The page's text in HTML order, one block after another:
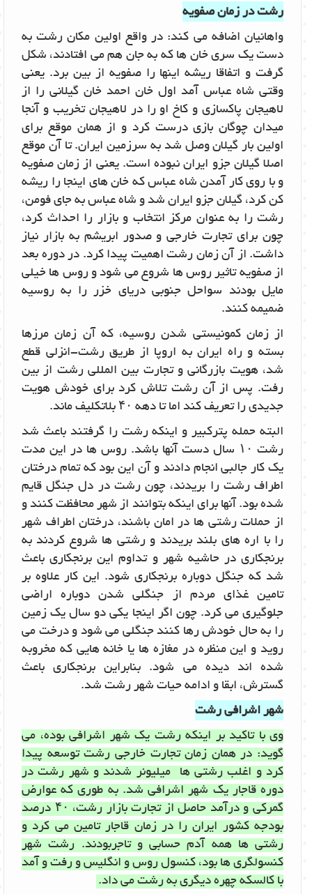
رشت در زمان صفویه
واهانیان اضافه می کند: در واقع اولین مکان رشت به
دست یک سری خان ها که به جان هم می افتادند، شکل
گرفت و اتفاقا ریشه اینها را صفویه از بین برد. یعنی
وقتی شاه عباس آمد اول خان احمد خان گیلانی را از
لاهیجان پاکسازی و کاخ او را در لاهیجان تخریب و آنجا
میدان چوگان بازی درست کرد و از همان موقع برای
اولین بار گیلان وصل شد به سرزمین ایران. تا آن موقع
اصلا گیلان جزو ایران نبوده است. یعنی از زمان صفویه
و با روی کار آمدن شاه عباس که خان های اینجا را ریشه
کن کرد، گیلان جزو ایران شد و شاه عباس به جای فومن،
رشت را به عنوان مرکز انتخاب و بازار را احداث کرد،
چون برای تجارت خارجی و صدور ابریشم به بازار نیاز
داشت. از آن زمان رشت اهمیت پیدا کرد. در دوره بعد
از صفویه تاثیر روس ها شروع می شود و روس ها خیلی
مایل بودند سواحل جنوبی دریای خزر را به روسیه
ضمیمه کنند.
از زمان کمونیستی شدن روسیه، که آن زمان مرزها
بسته و راه ایران به اروپا از طریق رشت-انزلی قطع
شد، هویت بازرگانی و تجارت بین المللی رشت از بین
رفت. پس از آن رشت تلاش کرد برای خودش هویت
جدیدی را تعریف کند اما تا دهه ۴۰ بلاتکلیف ماند.
البته حمله پترکبیر و اینکه رشت را گرفتند باعث شد
رشت ۱۰ سال دست آنها باشد. روس ها در این مدت
یک کار جالبی انجام دادند و آن این بود که تمام درختان
اطراف رشت را بریدند، چون رشت در دل جنگل قایم
شده بود. آنها برای اینکه بتوانند از شهر محافظت کنند و
از حملات رشتی ها در امان باشند، درختان اطراف شهر
را با اره های بلند بریدند و رشتی ها شروع کردند به
برنجکاری در حاشیه شهر و تداوم این برنجکاری باعث
شد که جنگل دوباره برنجکاری شود. این کار علاوه بر
تامین غذای مردم از جنگلی شدن دوباره اراضی
جلوگیری می کرد. چون اگر اینجا یکی دو سال یک زمین
را به حال خودش رها کنند جنگلی می شود و درخت می
روید و این منظره در مغازه ها یا خانه هایی که مخروبه
شده اند دیده می شود. بنابراین برنجکاری باعث
گسترش، ابقا و ادامه حیات شهر رشت شد.
شهر اشرافی رشت
وی با تاکید بر اینکه رشت یک شهر اشرافی بوده، می
گوید: در همان زمان تجارت خارجی رشت توسعه پیدا
کرد و اغلب رشتی ها میلیونر شدند و شهر رشت در
دوره قاجار یک شهر اشرافی شد. به طوری که عوارض
گمرکی و درآمد حاصل از تجارت بازار رشت، ۴۰ درصد
بودجه کشور ایران را در زمان قاجار تامین می کرد و
رشتی ها همه آدم حسابی و تاجربودند. رشت شهر
کنسولگری ها بود، کنسول روس و انگلیس و رفت و آمد
با کالسکه چهره دیگری به رشت می داد.